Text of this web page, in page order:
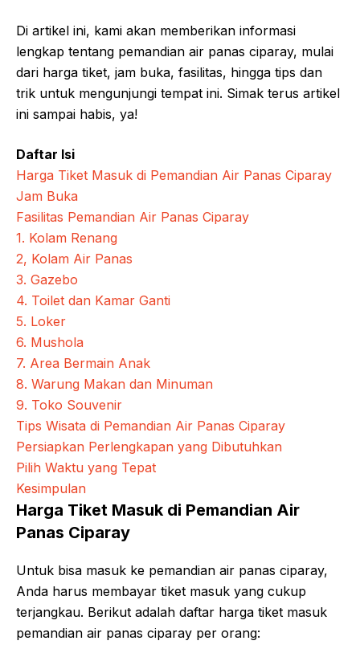
Di artikel ini, kami akan memberikan informasi
lengkap tentang pemandian air panas ciparay, mulai
dari harga tiket, jam buka, fasilitas, hingga tips dan
trik untuk mengunjungi tempat ini. Simak terus artikel
ini sampai habis, ya!
Daftar Isi
Harga Tiket Masuk di Pemandian Air Panas Ciparay
Jam Buka
Fasilitas Pemandian Air Panas Ciparay
1. Kolam Renang
2, Kolam Air Panas
3. Gazebo
4. Toilet dan Kamar Ganti
5. Loker
6. Mushola
7. Area Bermain Anak
8. Warung Makan dan Minuman
9. Toko Souvenir
Tips Wisata di Pemandian Air Panas Ciparay
Persiapkan Perlengkapan yang Dibutuhkan
Pilih Waktu yang Tepat
Kesimpulan
Harga Tiket Masuk di Pemandian Air
Panas Ciparay
Untuk bisa masuk ke pemandian air panas ciparay,
Anda harus membayar tiket masuk yang cukup
terjangkau. Berikut adalah daftar harga tiket masuk
pemandian air panas ciparay per orang: